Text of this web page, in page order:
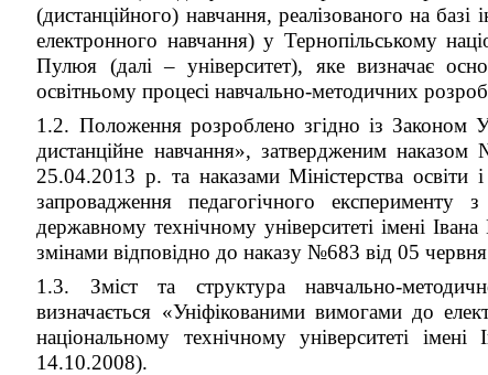
(дистанційного) навчання, реалізованого на
електронного навчання) у Тернопільському
Пулюя (далі – університет), яке визначає
освітньому процесі навчально-методичних
1.2. Положення розроблено згідно із
дистанційне навчання», затвердженим
25.04.2013 р. та наказами Міністерства
запровадження педагогічного експерименту
державному технічному університеті імені
змінами відповідно до наказу №683 від 05
1.3. Зміст та структура навчально-
визначається «Уніфікованими вимогами до
національному технічному університеті
14.10.2008).